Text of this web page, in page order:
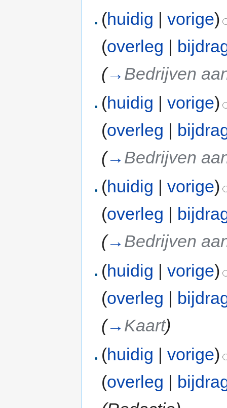
(huidig |vorige)
(overleg |
(→ Bedrijven
(huidig |vorige)
(overleg |
(→ Bedrijven
(huidig |vorige)
(overleg
(→ Bedrijven
(huidig |vorige)
(overleg |
(→ Kaart)
(huidig |vorige)
(overleg |